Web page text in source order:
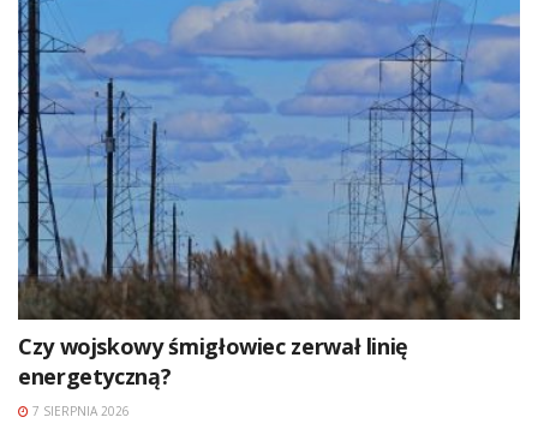
Czy wojskowy śmigłowiec zerwał linię
energetyczną?
7 SIERPNIA 2026